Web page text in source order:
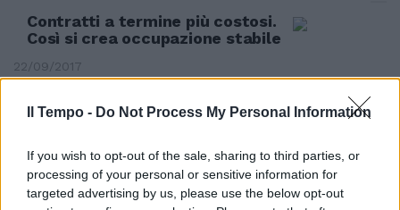
Il Tempo - Do Not Process My Personal Information
If you wish to opt-out of the sale, sharing to third parties, or
processing of your personal or sensitive information for
targeted advertising by us, please use the below opt-out
Contratti a termine più costosi.
Così si crea occupazione stabile
22/09/2017
piloti e hostess
31/03/2013